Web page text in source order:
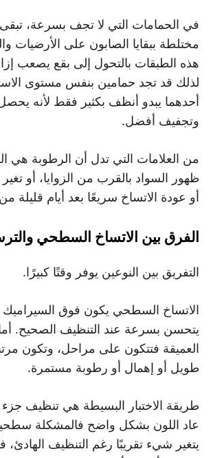
في الحمامات التي لا تجف بسرعة،
مختلطة ببقايا الصابون على الأرضيات
هذه الطبقات بالتحول إلى بقع يصعب
لذلك قد تجد حمامين بنفس مستوى
أحدهما يبدو أنظف بكثير فقط لأنه
وتجفيف أفضل.
من العلامات التي تدل أن الرطوبة هي
ظهور السواد بالقرب من الزوايا، أو
أو عودة الاتساخ سريعًا بعد أيام قليلة
الفرق بين الاتساخ السطحي
التفريق بين النوعين يوفر وقتًا كبيرًا.
الاتساخ السطحي يكون فوق السيراميك
يتحسن بسرعة عند التنظيف الصحيح.
العميقة فتتكون على مراحل، وتكون
طويل أو إهمال أو رطوبة مستمرة.
طريقة الاختبار البسيطة هي تنظيف جزء
عاد اللون بشكل واضح فالمشكلة
يتغير شيء تقريبًا رغم التنظيف الهادئ،